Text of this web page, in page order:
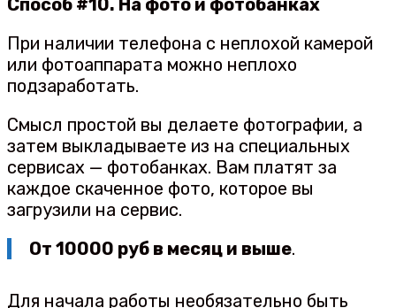
Способ #10. На фото и фотобанках
При наличии телефона с неплохой камерой
или фотоаппарата можно неплохо
подзаработать.
Смысл простой вы делаете фотографии, а
затем выкладываете из на специальных
сервисах — фотобанках. Вам платят за
каждое скаченное фото, которое вы
загрузили на сервис.
От 10000 руб в месяц и выше.
Для начала работы необязательно быть